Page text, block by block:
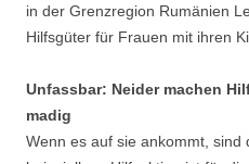
in der Grenzregion Rumänien
Hilfsgüter für Frauen mit ihren
Unfassbar: Neider machen
madig
Wenn es auf sie ankommt, sind